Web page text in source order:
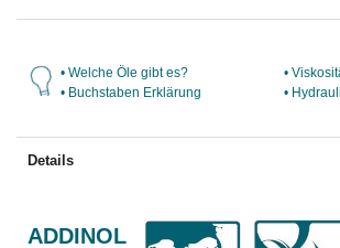
• Welche Öle gibt es?
• Buchstaben Erklärung
•
•
Details
ADDINOL